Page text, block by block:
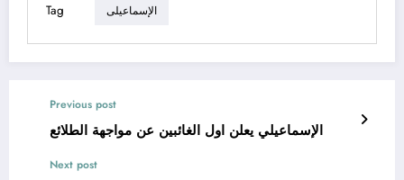
Tag الإسماعيلى
Previous post
الإسماعيلي يعلن اول الغائبين عن مواجهة الطلائع
Next post